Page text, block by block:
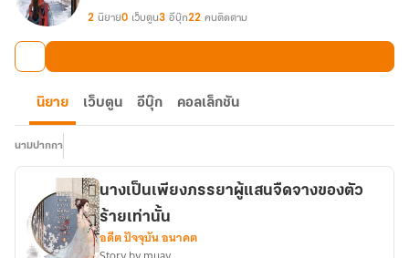
2 นิยาย0 เว็บตูน3 อีบุ๊ก22 คนติดตาม
นิยาย เว็บตูน อีบุ๊ก คอลเล็กชัน
นามปากกา
นางเป็นเพียงภรรยาผู้แสนจืดจางของตัว
ร้ายเท่านั้น
อดีต ปัจจุบัน อนาคต